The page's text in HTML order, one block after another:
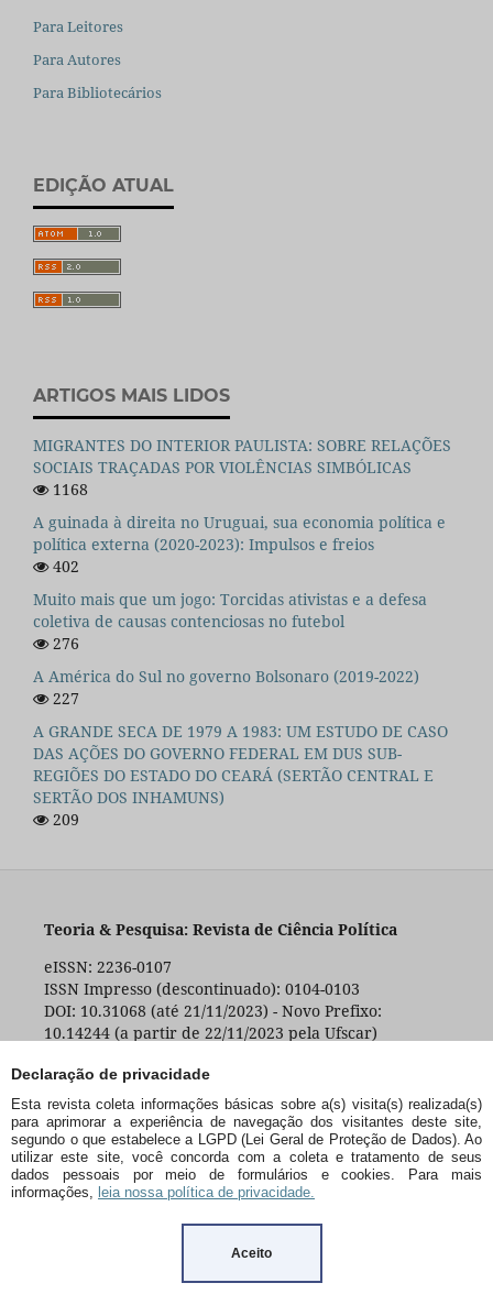
Declaração de privacidade
Esta revista coleta informações básicas sobre a(s) visita(s) realizada(s)
para aprimorar a experiência de navegação dos visitantes deste site,
segundo o que estabelece a LGPD (Lei Geral de Proteção de Dados). Ao
utilizar este site, você concorda com a coleta e tratamento de seus
dados pessoais por meio de formulários e cookies. Para mais
informações, leia nossa política de privacidade.
Aceito
Para Leitores
Para Autores
Para Bibliotecários
EDIÇÃO ATUAL
ARTIGOS MAIS LIDOS
MIGRANTES DO INTERIOR PAULISTA: SOBRE RELAÇÕES
SOCIAIS TRAÇADAS POR VIOLÊNCIAS SIMBÓLICAS
1168
A guinada à direita no Uruguai, sua economia política e
política externa (2020-2023): Impulsos e freios
402
Muito mais que um jogo: Torcidas ativistas e a defesa
coletiva de causas contenciosas no futebol
276
A América do Sul no governo Bolsonaro (2019-2022)
227
A GRANDE SECA DE 1979 A 1983: UM ESTUDO DE CASO
DAS AÇÕES DO GOVERNO FEDERAL EM DUS SUB-
REGIÕES DO ESTADO DO CEARÁ (SERTÃO CENTRAL E
SERTÃO DOS INHAMUNS)
209
Teoria & Pesquisa: Revista de Ciência Política
eISSN: 2236-0107
ISSN Impresso (descontinuado): 0104-0103
DOI: 10.31068 (até 21/11/2023) - Novo Prefixo:
10.14244 (a partir de 22/11/2023 pela Ufscar)
PPGPol– Programa de Pós-Graduação em Ciência
Política / UFSCar
Rod. Washington Luís, km 235 - São Carlos - SP - BR -
CEP:13565-905
+55 (16) 3351-8415